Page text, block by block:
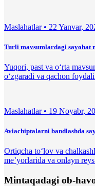
Maslahatlar • 22 Yanvar,
Turli mavsumlardagi sayohat
Yuqori, past va o‘rta
o‘zgaradi va qachon
Maslahatlar • 19 Noyabr,
Aviachiptalarni bandlashda
Ortiqcha to‘lov va
me’yorlarida va onlayn
Mintaqadagi ob-